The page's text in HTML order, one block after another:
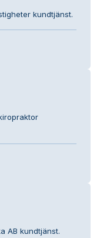
kundtjänst.
AB kundtjänst.